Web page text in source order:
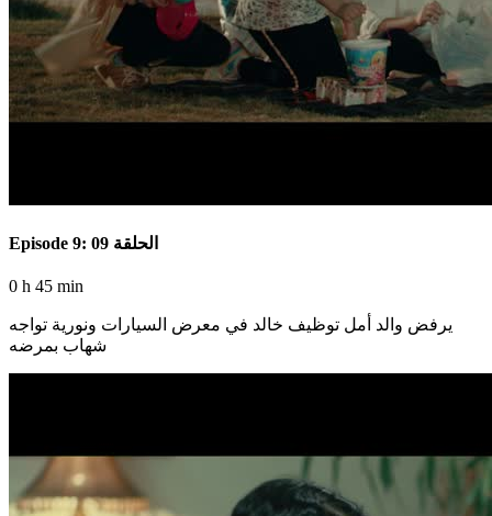
Episode 9: الحلقة 09
0 h 45 min
يرفض والد أمل توظيف خالد في معرض السيارات ونورية تواجه
شهاب بمرضه